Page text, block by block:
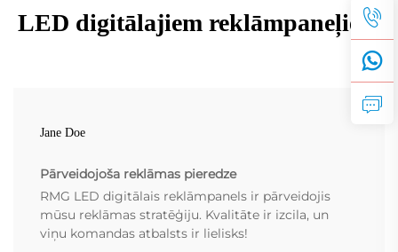
LED digitālajiem reklāmpaneļiem
Jane Doe
Pārveidojoša reklāmas pieredze
RMG LED digitālais reklāmpanels ir pārveidojis
mūsu reklāmas stratēģiju. Kvalitāte ir izcila, un
viņu komandas atbalsts ir lielisks!